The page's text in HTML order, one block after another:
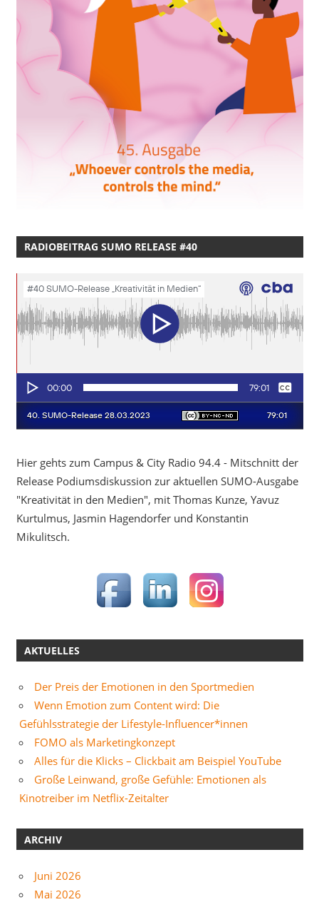
RADIOBEITRAG SUMO RELEASE #40
Hier gehts zum Campus & City Radio 94.4 - Mitschnitt der
Release Podiumsdiskussion zur aktuellen SUMO-Ausgabe
"Kreativität in den Medien", mit Thomas Kunze, Yavuz
Kurtulmus, Jasmin Hagendorfer und Konstantin
Mikulitsch.
AKTUELLES
Der Preis der Emotionen in den Sportmedien
Wenn Emotion zum Content wird: Die
Gefühlsstrategie der Lifestyle-Influencer*innen
FOMO als Marketingkonzept
Alles für die Klicks – Clickbait am Beispiel YouTube
Große Leinwand, große Gefühle: Emotionen als
Kinotreiber im Netflix-Zeitalter
ARCHIV
Juni 2026
Mai 2026